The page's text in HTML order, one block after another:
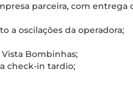
parceira, com
a oscilações da operadora;
Bombinhas;
check-in tardio;